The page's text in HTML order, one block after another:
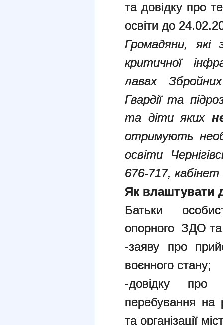
та довідку про
освіти до
Громадяни, які
критичної
лавах
Гвардії та
та діти яких
отримують
освіти
676-717, кабінет
Як влаштувати
Батьки
опорного ЗДО
-заяву про
воєнного стану;
-довідку про
перебування на
та організації